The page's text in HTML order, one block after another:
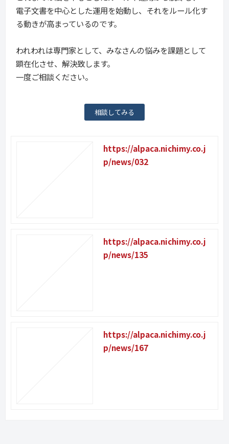
電子文書を中心とした運用を始動し、それをルール化す
る動きが高まっているのです。
われわれは専門家として、みなさんの悩みを課題として
顕在化させ、解決致します。
一度ご相談ください。
相談してみる
https://alpaca.nichimy.co.j
p/news/032
https://alpaca.nichimy.co.j
p/news/135
https://alpaca.nichimy.co.j
p/news/167